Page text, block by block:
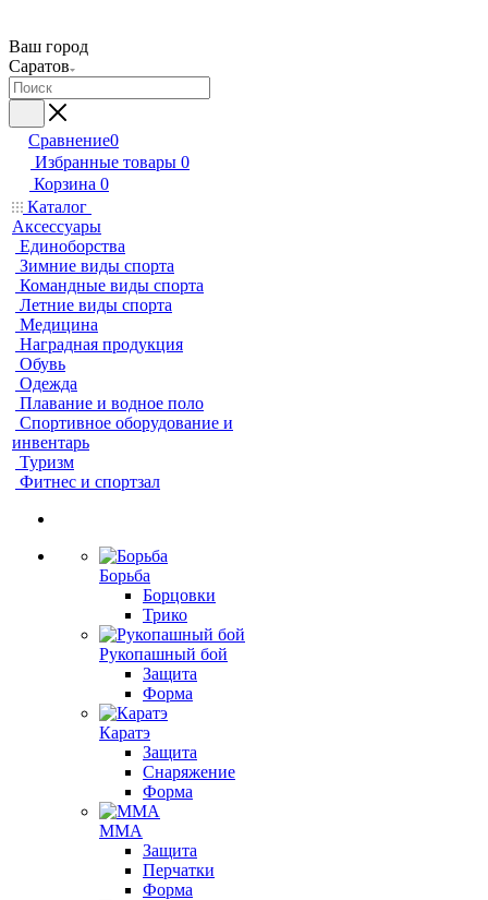
Ваш город
Саратов
Сравнение0
Избранные товары 0
Корзина 0
Каталог
Аксессуары
Единоборства
Зимние виды спорта
Командные виды спорта
Летние виды спорта
Медицина
Наградная продукция
Обувь
Одежда
Плавание и водное поло
Спортивное оборудование и
инвентарь
Туризм
Фитнес и спортзал
Борьба
Борцовки
Трико
Рукопашный бой
Защита
Форма
Каратэ
Защита
Снаряжение
Форма
ММА
Защита
Перчатки
Форма